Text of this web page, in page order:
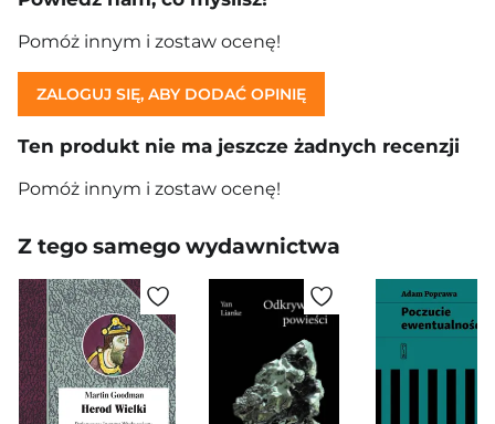
Pomóż innym i zostaw ocenę!
ZALOGUJ SIĘ, ABY DODAĆ OPINIĘ
Ten produkt nie ma jeszcze żadnych recenzji
Pomóż innym i zostaw ocenę!
Z tego samego wydawnictwa